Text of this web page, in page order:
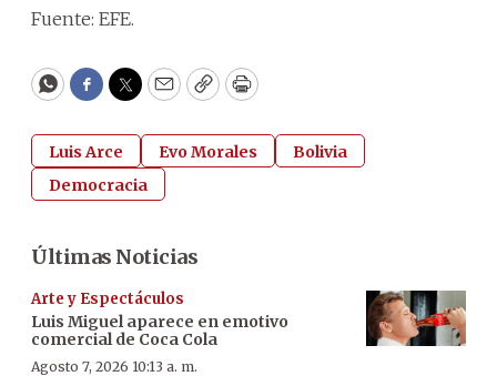
Fuente: EFE.
WhatsApp
Facebook
Twitter
EmailCopyPrint
Luis Arce Evo Morales
Bolivia
Democracia
Últimas Noticias
Arte y Espectáculos
Luis Miguel aparece en emotivo
comercial de Coca Cola
Agosto 7, 2026 10:13 a. m.